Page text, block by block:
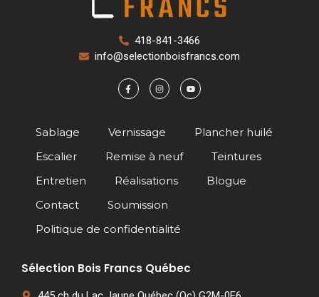
418-841-3466
info@selectionboisfrancs.com
Sablage Vernissage
Plancher huilé
Escalier
Remise à neuf
Teintures
Entretien
Réalisations
Blogue
Contact
Soumission
Politique de confidentialité
Sélection Bois Francs Québec